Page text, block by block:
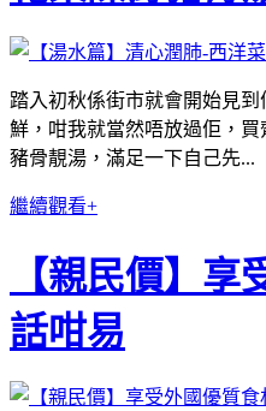
踏入初秋係街市就會開始見到
鮮 ，咁我就當然唔放過佢 ，
豬骨靚湯 ，滿足一下自己先...
繼續觀看+
【親民價】享
話咁易